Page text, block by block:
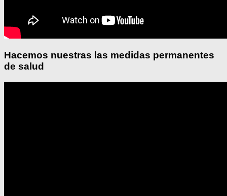
Hacemos nuestras las medidas permanentes
de salud